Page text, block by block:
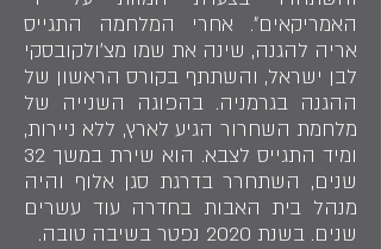
האמריקאים״. אחרי המלחמה התגייס
אריה להגנה, שינה את שמו מצ׳ולקובסקי
לבן ישראל, והשתתף בקורס הראשון של
ההגנה בגרמניה. בהפוגה השנייה של
מלחמת השחרור הגיע לארץ, ללא ניירות,
ומיד התגייס לצבא. הוא שירת במשך 32
שנים, השתחרר בדרגת סגן אלוף והיה
מנהל בית האבות בחדרה עוד עשרים
שנים. בשנת 2020 נפטר בשיבה טובה.